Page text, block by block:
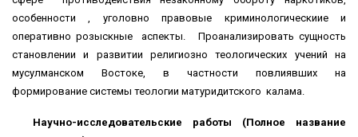
особенности , уголовно правовые криминологическиие и
оперативно розыскные аспекты. Проанализировать сущность
становлении и развитии религиозно теологических учений на
мусулманском Востоке, в частности повлиявших на
формирование системы теологии матуридитского калама.
Научно-исследовательские работы (Полное название